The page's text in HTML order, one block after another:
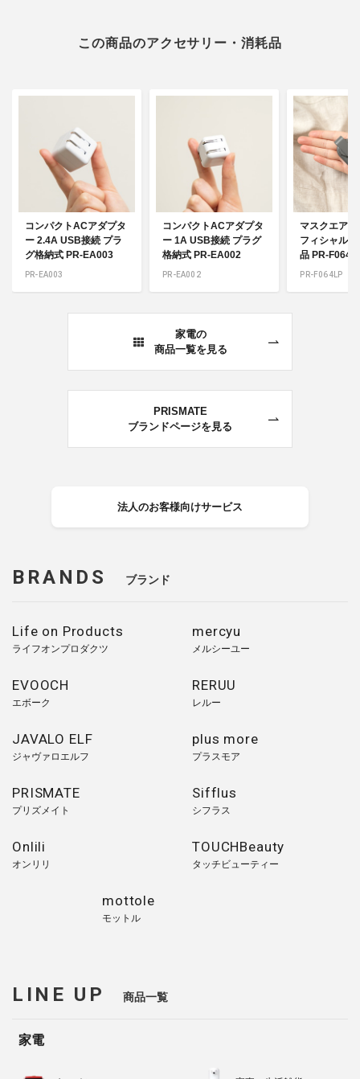
この商品のアクセサリー・消耗品
コンパクトACアダプタ
ー 2.4A USB接続 プラ
グ格納式 PR-EA003
PR-EA003
コンパクトACアダプタ
ー 1A USB接続 プラグ
格納式 PR-EA002
PR-EA002
マスクエア
フィシャル
品 PR-
PR-F064LP
家電の
商品一覧を見る
PRISMATE
ブランドページを見る
法人のお客様向けサービス
BRANDS ブランド
Life on Products
ライフオンプロダクツ
mercyu
メルシーユー
EVOOCH
エボーク
RERUU
レルー
JAVALO ELF
ジャヴァロエルフ
plus more
プラスモア
PRISMATE
プリズメイト
Sifflus
シフラス
Onlili
オンリリ
TOUCHBeauty
タッチビューティー
mottole
モットル
LINE UP 商品一覧
家電